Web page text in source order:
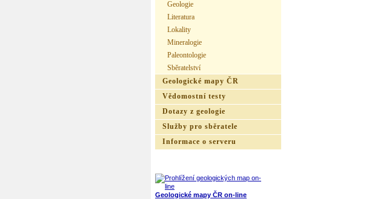
Geologie
Literatura
Lokality
Mineralogie
Paleontologie
Sběratelství
Geologické mapy ČR
Vědomostní testy
Dotazy z geologie
Služby pro sběratele
Informace o serveru
Geologické mapy ČR on-line